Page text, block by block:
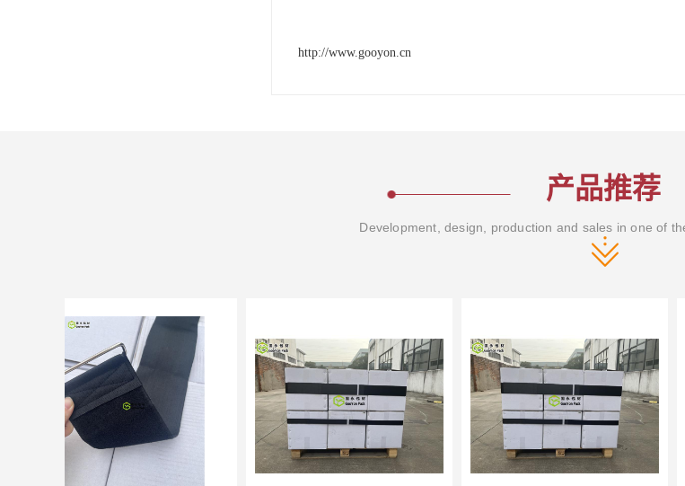
http://www.gooyon.cn
产品推荐
Development, design, production and sales in one of